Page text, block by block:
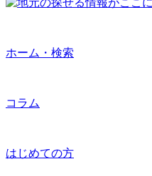
ホーム・検索
コラム
はじめての方